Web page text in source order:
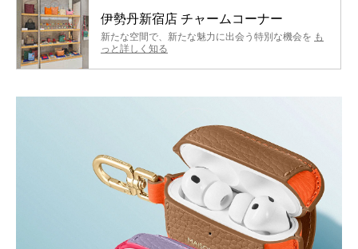
伊勢丹新宿店 チャームコーナー
新たな空間で、新たな魅力に出会う特別な機会を も
っと詳しく知る